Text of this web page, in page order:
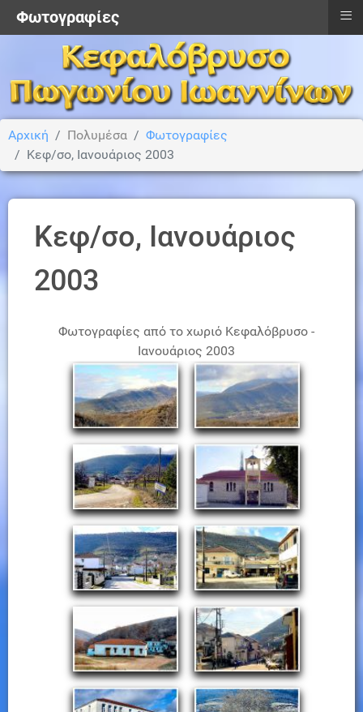
Αρχική Πολυμέσα
Φωτoγραφίες
Κεφ/σο, Ιανουάριος 2003
Κεφ/σο, Ιανουάριος
2003
Φωτογραφίες από το χωριό Κεφαλόβρυσο -
Ιανουάριος 2003
Φωτoγραφίες ≡